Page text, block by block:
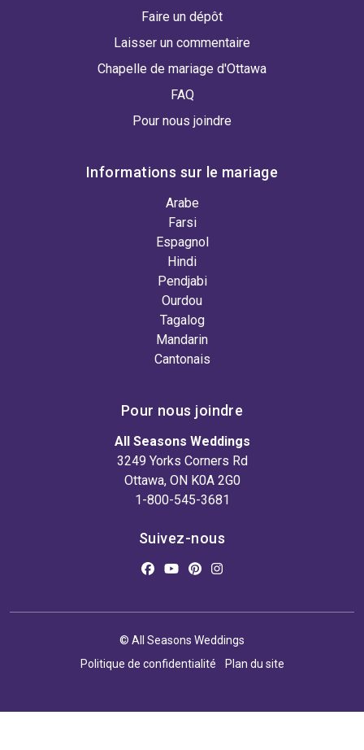
Faire un dépôt
Laisser un commentaire
Chapelle de mariage d'Ottawa
FAQ
Pour nous joindre
Informations sur le mariage
Arabe
Farsi
Espagnol
Hindi
Pendjabi
Ourdou
Tagalog
Mandarin
Cantonais
Pour nous joindre
All Seasons Weddings
3249 Yorks Corners Rd
Ottawa, ON K0A 2G0
1-800-545-3681
Suivez-nous
© All Seasons Weddings
Politique de confidentialité
Plan du site